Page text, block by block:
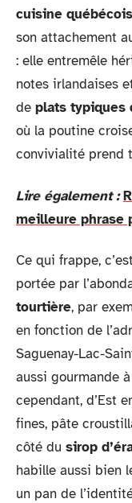
cuisine
son attachement
: elle entremêle
notes irlandaises
de plats typiques
où la poutine
convivialité prend
Lire également :
meilleure phrase
Ce qui frappe,
portée par
tourtière, par
en fonction de
Saguenay-Lac-
aussi gourmande
cependant, d’Est
fines, pâte
côté du sirop
habille aussi bien
un pan de